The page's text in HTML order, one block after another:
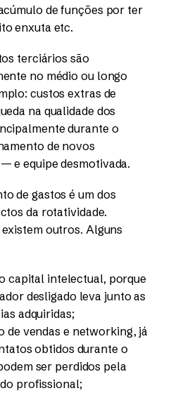
de funções por ter
enxuta etc.
terciários são
no médio ou longo
custos extras de
na qualidade dos
durante o
de novos
e equipe desmotivada.
de gastos é um dos
da rotatividade.
outros. Alguns
capital intelectual, porque
desligado leva junto as
adquiridas;
de vendas e networking, já
obtidos durante o
ser perdidos pela
profissional;